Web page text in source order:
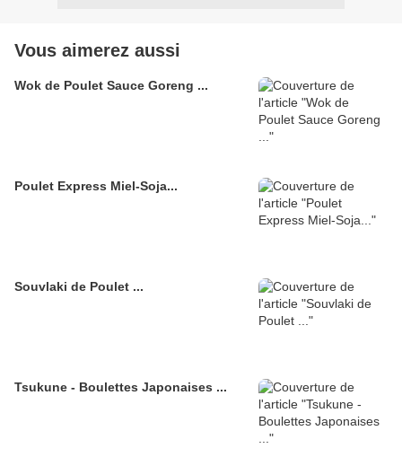
Vous aimerez aussi
Wok de Poulet Sauce Goreng ...
Poulet Express Miel-Soja...
Souvlaki de Poulet ...
Tsukune - Boulettes Japonaises ...